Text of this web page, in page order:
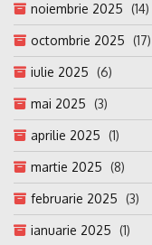
noiembrie 2025 (14)
octombrie 2025 (17)
iulie 2025 (6)
mai 2025 (3)
aprilie 2025 (1)
martie 2025 (8)
februarie 2025 (3)
ianuarie 2025 (1)